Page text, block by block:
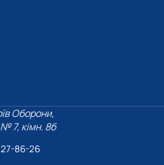
Оборони,
7, кімн. 8б
86-26